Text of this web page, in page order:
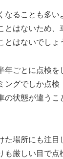
なることも多い
とはないため
とはないでしょ
年ごとに点検を
ングでしか点検
の状態が違うこ
た場所にも注
も厳しい目で点